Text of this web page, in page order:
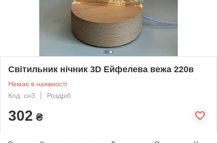
Світильник нічник 3D Ейфелева вежа 220в
Немає в наявності
Код: сн3
Роздріб
302 ₴